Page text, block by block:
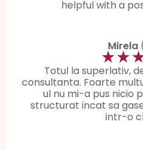
helpful with a
Mirela
Totul la superlativ,
consultanta. Foarte
ul nu mi-a pus nicio
structurat incat sa
intr-o